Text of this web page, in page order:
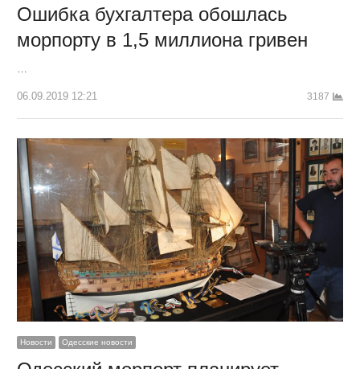
Ошибка бухгалтера обошлась
морпорту в 1,5 миллиона гривен
06.09.2019 12:21 3187
Новости Одесские новости